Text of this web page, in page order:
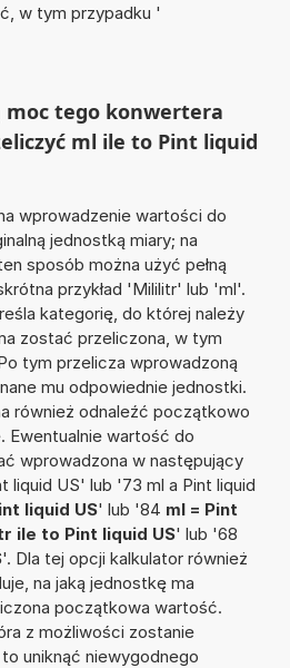
w tym przypadku '
moc tego konwertera
ml ile to Pint liquid
wprowadzenie wartości do
jednostką miary; na
sposób można użyć pełną
przykład 'Mililitr' lub 'ml'.
kategorię, do której należy
zostać przeliczona, w tym
tym przelicza wprowadzoną
mu odpowiednie jednostki.
również odnaleźć początkowo
Ewentualnie wartość do
wprowadzona w następujący
liquid US' lub '73 ml a Pint liquid
liquid US' lub '84 ml = Pint
ile to Pint liquid US' lub '68
'. Dla tej opcji kalkulator również
na jaką jednostkę ma
początkowa wartość.
z możliwości zostanie
uniknąć niewygodnego